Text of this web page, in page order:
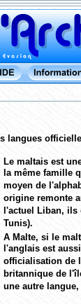
langues
Le maltais est
la même famille
moyen de
origine remonte
l'actuel Liban, ils
Tunis).
A Malte, si le
l'anglais est
officialisation de
britannique de
une autre